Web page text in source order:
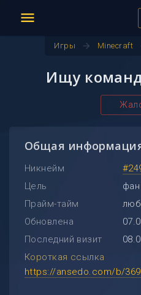
menu
Игры arrow_forward Minecraft
Ищу
Общая
Никнейм
Цель
фан
Прайм-тайм
Обновлена
Последний визит
Короткая ссылка
https://ansedo.com/b/